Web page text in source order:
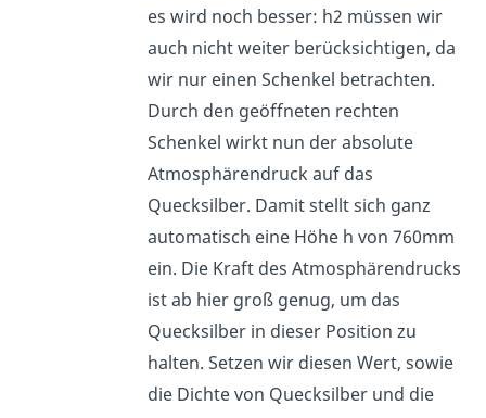
es wird noch besser: h2 müssen wir
auch nicht weiter berücksichtigen, da
wir nur einen Schenkel betrachten.
Durch den geöffneten rechten
Schenkel wirkt nun der absolute
Atmosphärendruck auf das
Quecksilber. Damit stellt sich ganz
automatisch eine Höhe h von 760mm
ein. Die Kraft des Atmosphärendrucks
ist ab hier groß genug, um das
Quecksilber in dieser Position zu
halten. Setzen wir diesen Wert, sowie
die Dichte von Quecksilber und die